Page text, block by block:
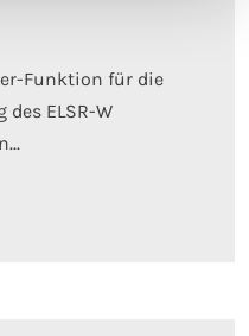
Funktion für die
ELSR-W